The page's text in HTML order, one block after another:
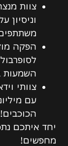
צוות
וניסיון
משתתפים
הפקה
השמעות
צוותי
עם
הכוכבים!)
יחד איתכם
מחפשים!